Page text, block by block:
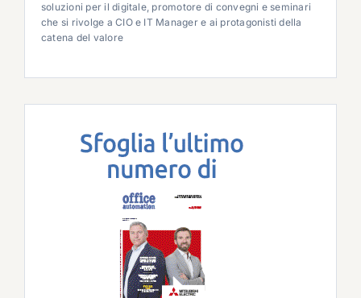
soluzioni per il digitale, promotore di convegni e seminari
che si rivolge a CIO e IT Manager e ai protagonisti della
catena del valore